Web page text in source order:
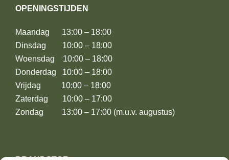
OPENINGSTIJDEN
Maandag 13:00 – 18:00
Dinsdag 10:00 – 18:00
Woensdag 10:00 – 18:00
Donderdag 10:00 – 18:00
Vrijdag 10:00 – 18:00
Zaterdag 10:00 – 17:00
Zondag 13:00 – 17:00 (m.u.v. augustus)